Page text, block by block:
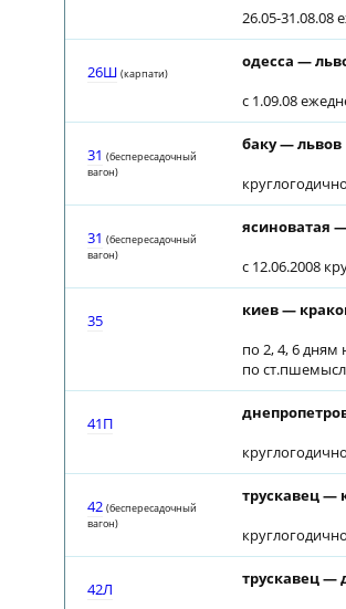
26.05-31.08.08
26Ш (карпати)
одесса —
c 1.09.08
31 (беспересадочный
вагон)
баку — львов
31 (беспересадочный
вагон)
ясиноватая
с 12.06.2008
35
киев —
по 2, 4, 6 дням
по
41П
42 (беспересадочный
вагон)
трускавец —
42Л
трускавец —